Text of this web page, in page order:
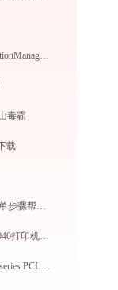
avid application manager AvidApplicationManager.exe加载msvcr120.dll文件丢失处理办法
毒霸
载
msvcp100.dll丢失怎么修复？5个简单步骤帮你搞定
(2026最新) Kyocera ECOSYS FS-1040打印机连接问题解决方法 -金山毒霸
(2026最新)专业指南：HP DJ 2700 series PCL-3打印机驱动的下载与安装步骤详解